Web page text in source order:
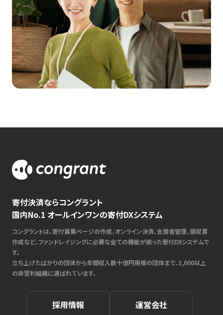
寄付決済ならコングラント
国内No.1 オールインワンの寄付DXシステム
コングラントは、寄付募集ページの作成、オンライン決済、支援者管理、領収書
作成など、ファンドレイジングに必要な全ての機能が揃った寄付DXシステムで
す。
立ち上げたばかりの団体から年間収入数十億円規模の団体まで、3,000以上
の非営利組織に選ばれています。
採用情報 運営会社